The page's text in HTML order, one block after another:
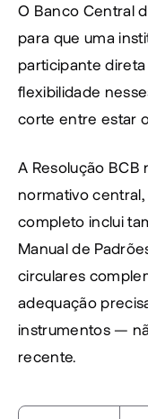
O Banco Central
para que uma
participante
flexibilidade
corte entre estar
A Resolução
normativo
completo inclui
Manual de
circulares
adequação
instrumentos —
recente.